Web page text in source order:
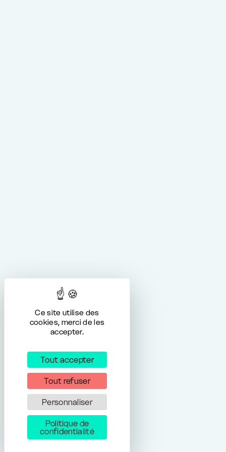
Ce site utilise des
cookies, merci de les
accepter.
Tout accepter
Tout refuser
Personnaliser
Politique de
confidentialité